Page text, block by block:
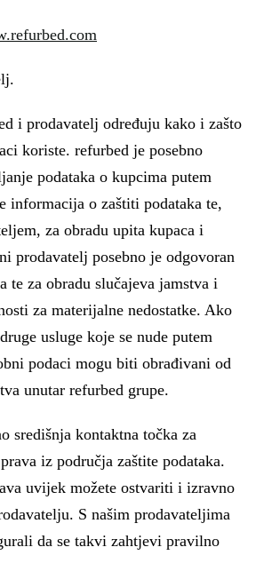
i prodavatelj određuju kako i zašto
koriste. refurbed je posebno
podataka o kupcima putem
informacija o zaštiti podataka te,
za obradu upita kupaca i
prodavatelj posebno je odgovoran
te za obradu slučajeva jamstva i
za materijalne nedostatke. Ako
usluge koje se nude putem
podaci mogu biti obrađivani od
unutar refurbed grupe.
središnja kontaktna točka za
iz područja zaštite podataka.
uvijek možete ostvariti i izravno
S našim prodavateljima
da se takvi zahtjevi pravilno